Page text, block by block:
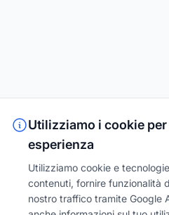
Utilizziamo i cookie
esperienza
Utilizziamo cookie e
contenuti, fornire funzionalità
nostro traffico tramite Google